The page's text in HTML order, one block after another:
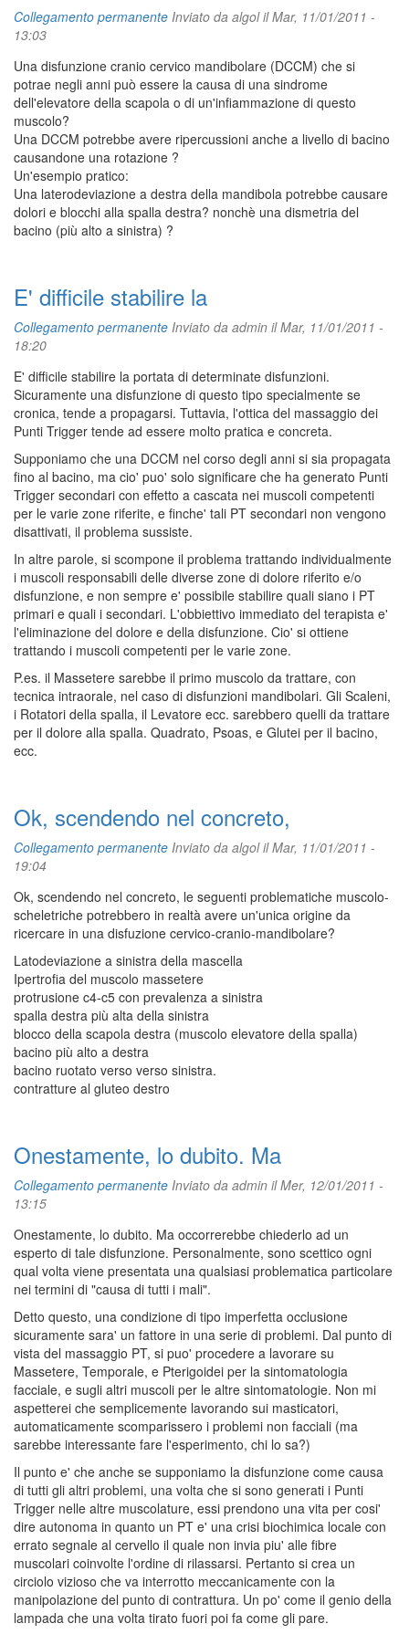
Collegamento permanente Inviato da algolil Mar, 11/01/2011 -
13:03
Una disfunzione cranio cervico mandibolare (DCCM) che si
potrae negli anni può essere la causa di una sindrome
dell'elevatore della scapola o di un'infiammazione di questo
muscolo?
Una DCCM potrebbe avere ripercussioni anche a livello di bacino
causandone una rotazione ?
Un'esempio pratico:
Una laterodeviazione a destra della mandibola potrebbe causare
dolori e blocchi alla spalla destra? nonchè una dismetria del
bacino (più alto a sinistra) ?
E' difficile stabilire la
Collegamento permanente Inviato da admin il Mar, 11/01/2011 -
18:20
E' difficile stabilire la portata di determinate disfunzioni.
Sicuramente una disfunzione di questo tipo specialmente se
cronica, tende a propagarsi. Tuttavia, l'ottica del massaggio dei
Punti Trigger tende ad essere molto pratica e concreta.
Supponiamo che una DCCM nel corso degli anni si sia propagata
fino al bacino, ma cio' puo' solo significare che ha generato Punti
Trigger secondari con effetto a cascata nei muscoli competenti
per le varie zone riferite, e finche' tali PT secondari non vengono
disattivati, il problema sussiste.
In altre parole, si scompone il problema trattando individualmente
i muscoli responsabili delle diverse zone di dolore riferito e/o
disfunzione, e non sempre e' possibile stabilire quali siano i PT
primari e quali i secondari. L'obbiettivo immediato del terapista e'
l'eliminazione del dolore e della disfunzione. Cio' si ottiene
trattando i muscoli competenti per le varie zone.
P.es. il Massetere sarebbe il primo muscolo da trattare, con
tecnica intraorale, nel caso di disfunzioni mandibolari. Gli Scaleni,
i Rotatori della spalla, il Levatore ecc. sarebbero quelli da trattare
per il dolore alla spalla. Quadrato, Psoas, e Glutei per il bacino,
ecc.
Ok, scendendo nel concreto,
Collegamento permanente Inviato da algolil Mar, 11/01/2011 -
19:04
Ok, scendendo nel concreto, le seguenti problematiche muscolo-
scheletriche potrebbero in realtà avere un'unica origine da
ricercare in una disfuzione cervico-cranio-mandibolare?
Latodeviazione a sinistra della mascella
Ipertrofia del muscolo massetere
protrusione c4-c5 con prevalenza a sinistra
spalla destra più alta della sinistra
blocco della scapola destra (muscolo elevatore della spalla)
bacino più alto a destra
bacino ruotato verso verso sinistra.
contratture al gluteo destro
Onestamente, lo dubito. Ma
Collegamento permanente Inviato da admin il Mer, 12/01/2011 -
13:15
Onestamente, lo dubito. Ma occorrerebbe chiederlo ad un
esperto di tale disfunzione. Personalmente, sono scettico ogni
qual volta viene presentata una qualsiasi problematica particolare
nei termini di "causa di tutti i mali".
Detto questo, una condizione di tipo imperfetta occlusione
sicuramente sara' un fattore in una serie di problemi. Dal punto di
vista del massaggio PT, si puo' procedere a lavorare su
Massetere, Temporale, e Pterigoidei per la sintomatologia
facciale, e sugli altri muscoli per le altre sintomatologie. Non mi
aspetterei che semplicemente lavorando sui masticatori,
automaticamente scomparissero i problemi non facciali (ma
sarebbe interessante fare l'esperimento, chi lo sa?)
Il punto e' che anche se supponiamo la disfunzione come causa
di tutti gli altri problemi, una volta che si sono generati i Punti
Trigger nelle altre muscolature, essi prendono una vita per cosi'
dire autonoma in quanto un PT e' una crisi biochimica locale con
errato segnale al cervello il quale non invia piu' alle fibre
muscolari coinvolte l'ordine di rilassarsi. Pertanto si crea un
circiolo vizioso che va interrotto meccanicamente con la
manipolazione del punto di contrattura. Un po' come il genio della
lampada che una volta tirato fuori poi fa come gli pare.